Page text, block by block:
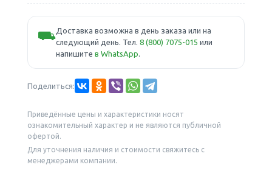
⛟Доставка возможна в день заказа или на
следующий день. Тел. 8 (800) 7075-015 или
напишите в WhatsApp.
Поделиться:
Приведённые цены и характеристики носят
ознакомительный характер и не являются публичной
офертой.
Для уточнения наличия и стоимости свяжитесь с
менеджерами компании.